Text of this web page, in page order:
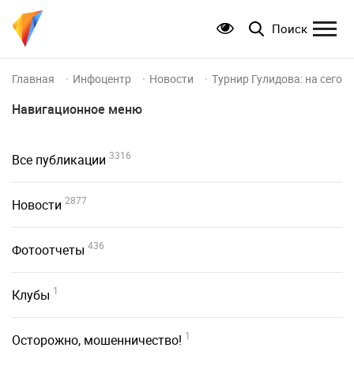
Поиск
Главная Инфоцентр Новости Турнир Гулидова: на
Навигационное меню
Все публикации 3316
Новости 2877
Фотоотчеты 436
Клубы 1
Осторожно, мошенничество! 1